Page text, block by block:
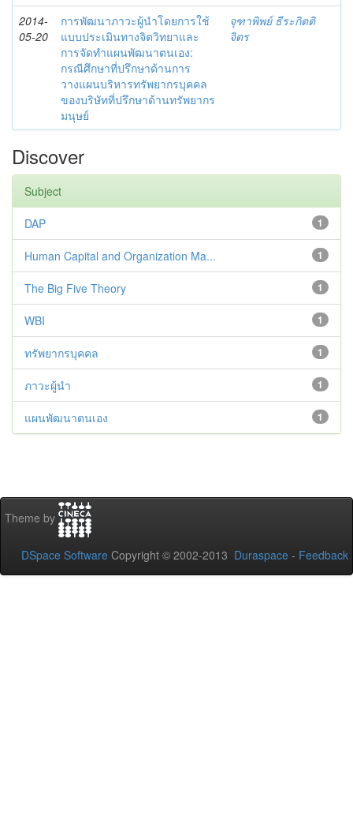
2014-
05-20
การพัฒนาภาวะผู้นำโดยการใช้
แบบประเมินทางจิตวิทยาและ
การจัดทำแผนพัฒนาตนเอง:
กรณีศึกษาที่ปรึกษาด้านการ
วางแผนบริหารทรัพยากรบุคคล
ของบริษัทที่ปรึกษาด้านทรัพยากร
มนุษย์
จุฑาพิพย์ ธีระกิตติ
จิตร
Discover
Subject
1
DAP
1
Human Capital and Organization Ma...
1
The Big Five Theory
1
WBI
1
ทรัพยากรบุคคล
1
ภาวะผู้นำ
1
แผนพัฒนาตนเอง
Theme by
DSpace Software Copyright © 2002-2013 Duraspace - Feedback